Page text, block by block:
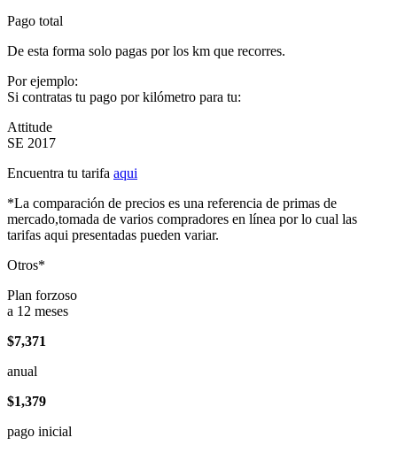
Pago total
De esta forma solo pagas por los km que recorres.
Por ejemplo:
Si contratas tu pago por kilómetro para tu:
Attitude
SE 2017
Encuentra tu tarifa aqui
*La comparación de precios es una referencia de primas de
mercado,tomada de varios compradores en línea por lo cual las
tarifas aqui presentadas pueden variar.
Otros*
Plan forzoso
a 12 meses
$7,371
anual
$1,379
pago inicial